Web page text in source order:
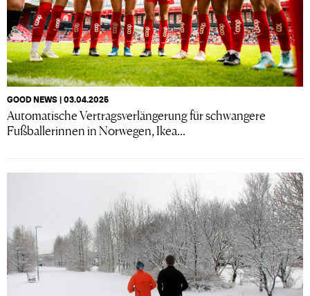
GOOD NEWS | 03.04.2025
Automatische Vertragsverlängerung für schwangere
Fußballerinnen in Norwegen, Ikea...